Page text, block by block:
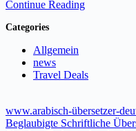
Continue Reading
Categories
Allgemein
news
Travel Deals
www.arabisch-übersetzer-
Beglaubigte Schriftliche